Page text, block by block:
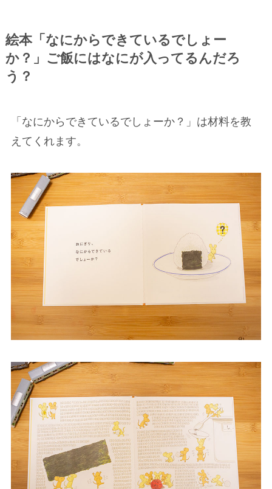
絵本「なにからできているでしょー
か？」ご飯にはなにが入ってるんだろ
う？
「なにからできているでしょーか？」は材料を教
えてくれます。